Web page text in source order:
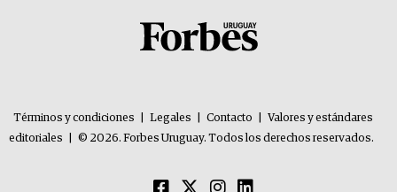
Términos y condiciones Legales Contacto
Valores y estándares
editoriales
© 2026. Forbes Uruguay. Todos los derechos reservados.